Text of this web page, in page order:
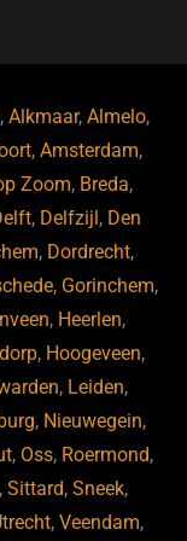
,Alkmaar,Almelo,
,Amsterdam,
Zoom, Breda,
, Delfzijl , Den
, Dordrecht,
, Gorinchem,
, Heerlen,
, Hoogeveen,
, Leiden,
, Nieuwegein,
, Oss, Roermond,
, Sittard, Sneek,
,Veendam,